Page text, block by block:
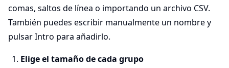
comas, saltos de línea o importando un archivo CSV.
También puedes escribir manualmente un nombre y
pulsar Intro para añadirlo.
Elige el tamaño de cada grupo